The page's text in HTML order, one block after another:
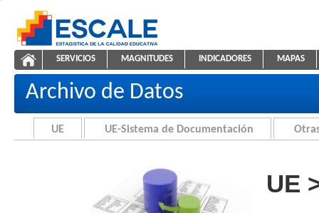
ESCALE - Unidad de Estadística Educativa
Archivo de Datos
NAVEGACIÓN
SERVICIOS MAGNITUDES INDICADORES MAPAS
Archivo de Datos
UE UE-Sistema de Documentación
UE